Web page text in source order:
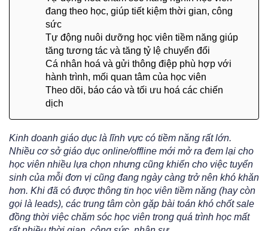
đang theo học, giúp tiết kiệm thời gian, công
sức
Tự động nuôi dưỡng học viên tiềm năng giúp
tăng tương tác và tăng tỷ lệ chuyển đổi
Cá nhân hoá và gửi thông điệp phù hợp với
hành trình, mối quan tâm của học viên
Theo dõi, báo cáo và tối ưu hoá các chiến
dịch
Kinh doanh giáo dục là lĩnh vực có tiềm năng rất lớn.
Nhiều cơ sở giáo dục online/offline mới mở ra đem lại cho
học viên nhiều lựa chọn nhưng cũng khiến cho việc tuyển
sinh của mỗi đơn vị cũng đang ngày càng trở nên khó khăn
hơn. Khi đã có được thông tin học viên tiềm năng (hay còn
gọi là leads), các trung tâm còn gặp bài toán khó chốt sale
đồng thời việc chăm sóc học viên trong quá trình học mất